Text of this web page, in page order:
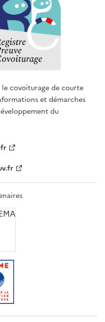
covoiturage de courte
et démarches
du